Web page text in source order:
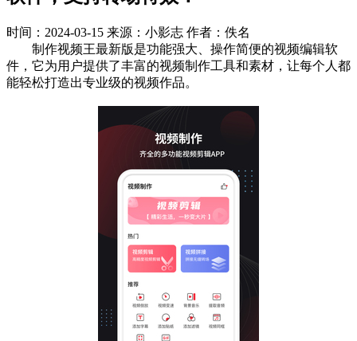
时间：2024-03-15 来源：小影志 作者：佚名
制作视频王最新版是功能强大、操作简便的视频编辑软
件，它为用户提供了丰富的视频制作工具和素材，让每个人都
能轻松打造出专业级的视频作品。